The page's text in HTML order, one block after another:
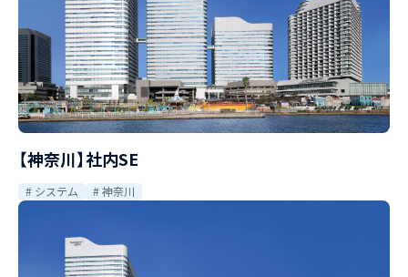
【神奈川】社内SE
システム 神奈川